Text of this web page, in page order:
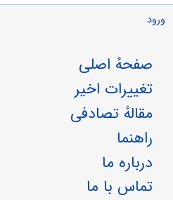
ورود
صفحهٔ اصلی
تغییرات اخیر
مقالهٔ تصادفی
راهنما
درباره ما
تماس با ما